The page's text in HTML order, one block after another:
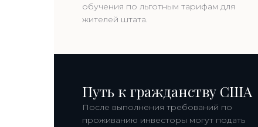
обучения по льготным тарифам для
жителей штата.
Путь к гражданству США
После выполнения требований по
проживанию инвесторы могут подать